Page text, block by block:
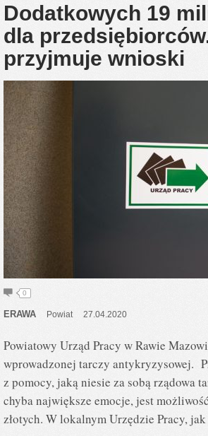
Dodatkowych 19
dla
przyjmuje wnioski
0
ERAWA Powiat 27.04.2020
Powiatowy Urząd Pracy w Rawie
wprowadzonej tarczy antykryzysowej.
z pomocy, jaką niesie za sobą rządowa
chyba największe emocje, jest
złotych. W lokalnym Urzędzie Pracy,